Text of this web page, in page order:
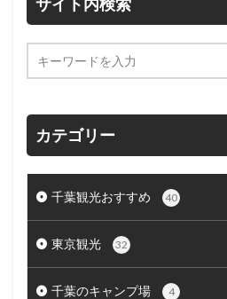
カテゴリー
千葉観光おすすめ 40
東京観光 32
千葉のキャンプ場 4